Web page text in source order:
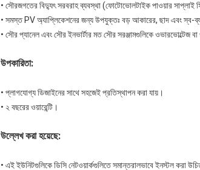
• সৌরজগতের বিদ্যুৎ সরবরাহ ব্যবস্থা (ফোটোভোলটাইক পাওয়ার সাপ্লাই
• সমস্ত PV অ্যাপ্লিকেশনের জন্য উপযুক্তঃ বড় আকারের, ছাদ এবং স্ব-
• সৌর প্যানেল এবং সৌর ইনভার্টার মত সৌর সরঞ্জামগুলিকে ওভারভোল্টেজ
উপকারিতা:
• প্লাগযোগ্য ডিজাইনের সাথে সহজেই প্রতিস্থাপন করা যায়।
• ২ বছরের ওয়ারেন্টি।
উল্লেখ করা হয়েছে:
• এই ইউনিটগুলিকে ডিসি নেটওয়ার্কগুলিতে সমান্তরালভাবে ইনস্টল করা